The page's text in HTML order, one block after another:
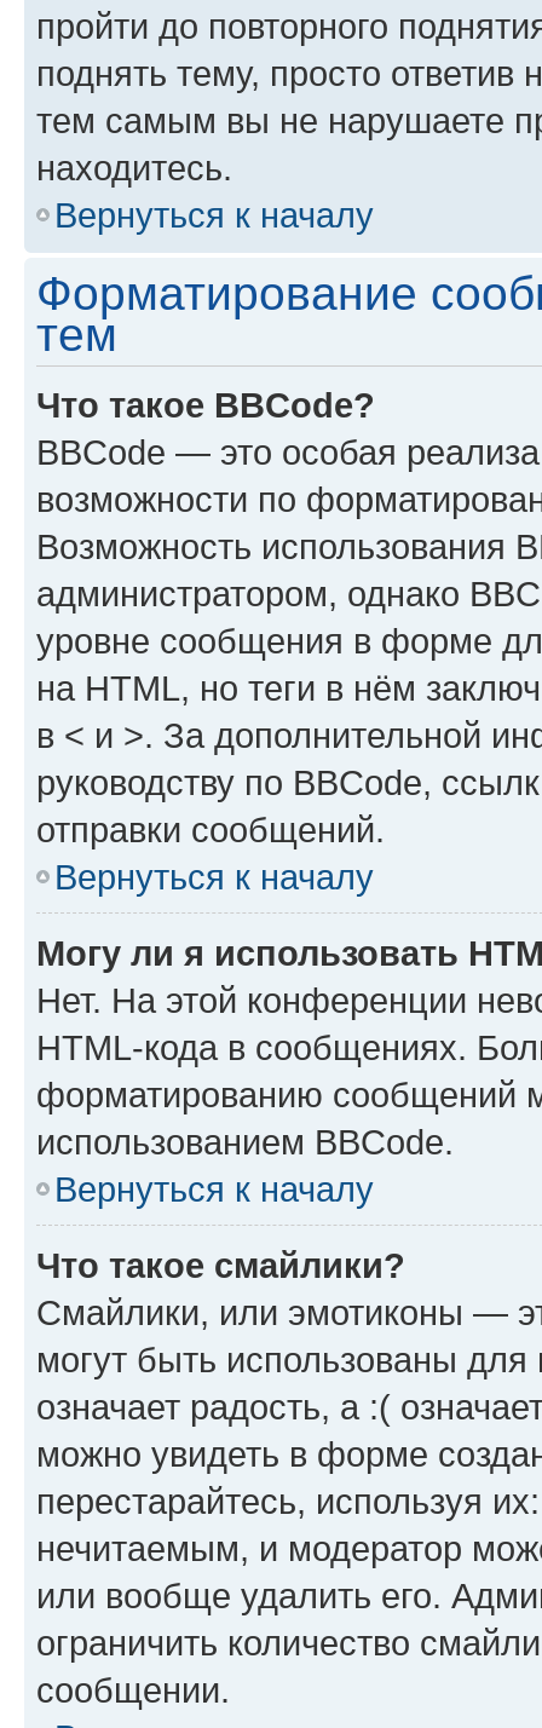
пройти до повторного
поднять тему, просто ответив
тем самым вы не нарушаете
находитесь.
Вернуться к началу
Форматирование
тем
Что такое BBCode?
BBCode — это особая
возможности по
Возможность использования
администратором, однако
уровне сообщения в форме
на HTML, но теги в нём
в < и >. За дополнительной
руководству по BBCode,
отправки сообщений.
Вернуться к началу
Могу ли я использовать
Нет. На этой конференции
HTML-кода в сообщениях.
форматированию сообщений
использованием BBCode.
Вернуться к началу
Что такое смайлики?
Смайлики, или эмотиконы —
могут быть использованы
означает радость, а :(
можно увидеть в форме
перестарайтесь, используя
нечитаемым, и модератор
или вообще удалить его.
ограничить количество
сообщении.